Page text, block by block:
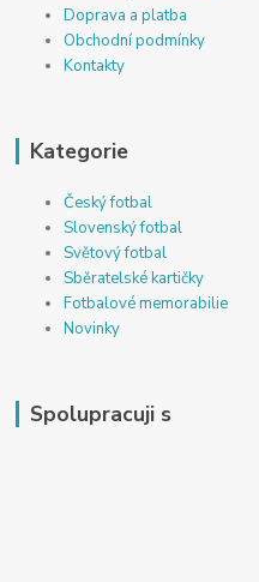
Doprava a platba
Obchodní podmínky
Kontakty
Kategorie
Český fotbal
Slovenský fotbal
Světový fotbal
Sběratelské kartičky
Fotbalové memorabilie
Novinky
Spolupracuji s